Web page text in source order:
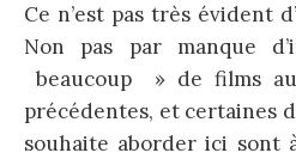
Ce n’est pas très évident
Non pas par manque
beaucoup » de films
précédentes, et certaines
souhaite aborder ici sont